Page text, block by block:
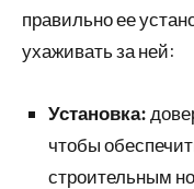
правильно ее
ухаживать за ней:
Установка:
чтобы
строительным